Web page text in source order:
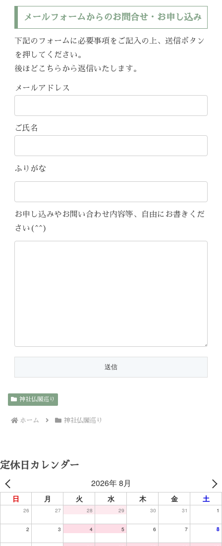
メールフォームからのお問合せ・お申し込み
下記のフォームに必要事項をご記入の上、送信ボタン
を押してください。
後ほどこちらから返信いたします。
メールアドレス
ご氏名
ふりがな
お申し込みやお問い合わせ内容等、自由にお書きくだ
さい(^^)
神社仏閣巡り
ホーム 神社仏閣巡り
定休日カレンダー
2026年 8月
日 月 火 水 木 金 土
26 27 28 29 30 31 1
2 3 4 5 6 7 8